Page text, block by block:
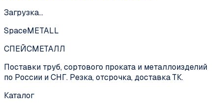
Загрузка…
SpaceMETALL
СПЕЙСМЕТАЛЛ
Поставки труб, сортового проката и металлоизделий
по России и СНГ. Резка, отсрочка, доставка ТК.
Каталог